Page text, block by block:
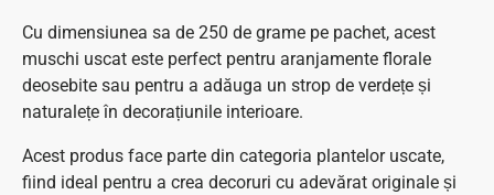
Cu dimensiunea sa de 250 de grame pe pachet, acest
muschi uscat este perfect pentru aranjamente florale
deosebite sau pentru a adăuga un strop de verdețe și
naturalețe în decorațiunile interioare.
Acest produs face parte din categoria plantelor uscate,
fiind ideal pentru a crea decoruri cu adevărat originale și